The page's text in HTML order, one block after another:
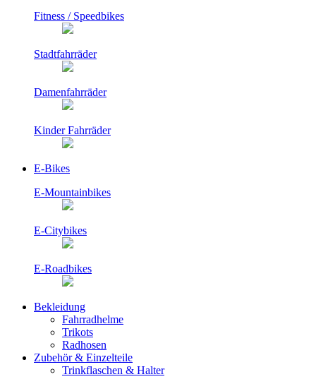
Fitness / Speedbikes
Stadtfahrräder
Damenfahrräder
Kinder Fahrräder
E-Bikes
E-Mountainbikes
E-Citybikes
E-Roadbikes
Bekleidung
Fahrradhelme
Trikots
Radhosen
Zubehör & Einzelteile
Trinkflaschen & Halter